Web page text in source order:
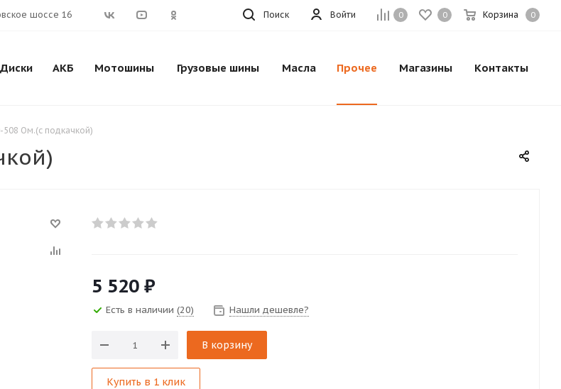
0 0 Корзина 0
Войти
шоссе 16 Поиск
Диски АКБ Мотошины Грузовые шины Масла Прочее Магазины Контакты
Ом.(с подкачкой)
5 520 ₽
Есть в наличии (20) Нашли дешевле?
В корзину
Купить в 1 клик